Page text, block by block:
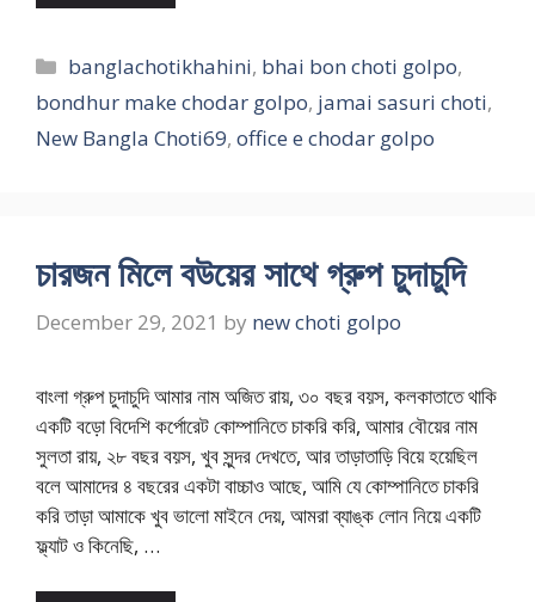
Categories
banglachotikhahini, bhai bon choti golpo,
bondhur make chodar golpo, jamai sasuri choti,
New Bangla Choti69, office e chodar golpo
চারজন মিলে বউয়ের সাথে গ্রুপ চুদাচুদি
December 29, 2021 by new choti golpo
বাংলা গ্রুপ চুদাচুদি আমার নাম অজিত রায়, ৩০ বছর বয়স, কলকাতাতে থাকি
একটি বড়ো বিদেশি কর্পোরেট কোম্পানিতে চাকরি করি, আমার বৌয়ের নাম
সুলতা রায়, ২৮ বছর বয়স, খুব সুন্দর দেখতে, আর তাড়াতাড়ি বিয়ে হয়েছিল
বলে আমাদের ৪ বছরের একটা বাচ্চাও আছে, আমি যে কোম্পানিতে চাকরি
করি তাড়া আমাকে খুব ভালো মাইনে দেয়, আমরা ব্যাঙ্ক লোন নিয়ে একটি
ফ্ল্যাট ও কিনেছি, …